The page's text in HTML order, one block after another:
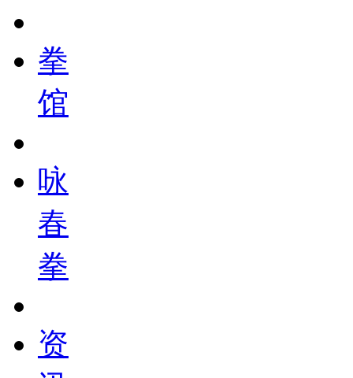
拳
馆
咏
春
拳
资